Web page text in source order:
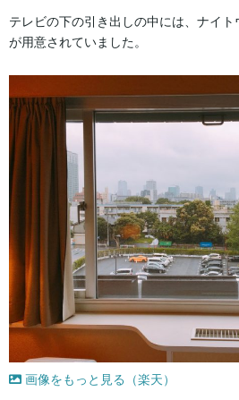
テレビの下の引き出しの中には、ナイ
が用意されていました。
画像をもっと見る（楽天）